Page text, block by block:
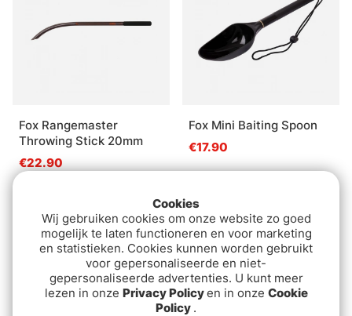
Fox Rangemaster
Throwing Stick 20mm
€22.90
Fox Mini Baiting Spoon
€17.90
Cookies
Wij gebruiken cookies om onze website zo goed
mogelijk te laten functioneren en voor marketing
en statistieken. Cookies kunnen worden gebruikt
voor gepersonaliseerde en niet-
gepersonaliseerde advertenties. U kunt meer
lezen in onze Privacy Policyen in onze Cookie
Policy .